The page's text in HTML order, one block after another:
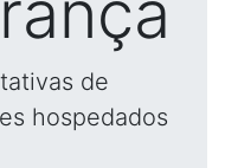
de
hospedados